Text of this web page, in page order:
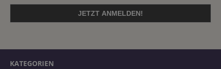
KATEGORIEN